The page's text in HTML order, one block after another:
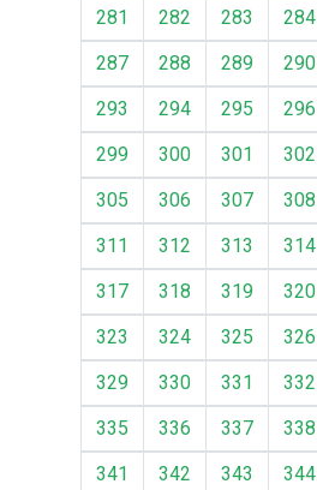
281
282 283 284
287
288 289 290
293
294 295 296
299
300 301 302
305
306 307 308
311
312 313 314
317
318 319 320
323
324 325 326
329
330 331 332
335
336 337 338
341
342 343 344